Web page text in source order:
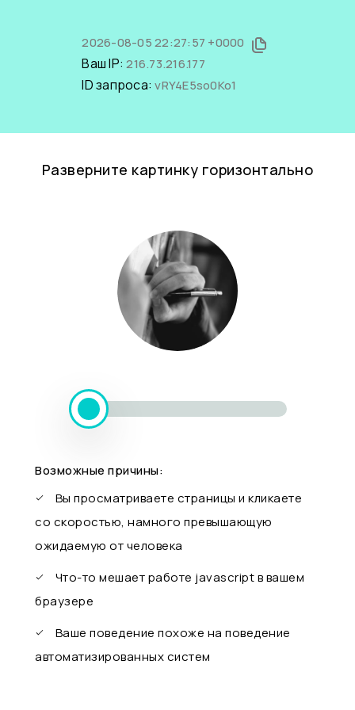
2026-08-05 22:27:57 +0000
Ваш IP:216.73.216.177
ID запроса:vRY4E5so0Ko1
Разверните картинку горизонтально
Возможные причины:
Вы просматриваете страницы и кликаете
со скоростью, намного превышающую
ожидаемую от человека
Что-то мешает работе javascript в вашем
браузере
Ваше поведение похоже на поведение
автоматизированных систем